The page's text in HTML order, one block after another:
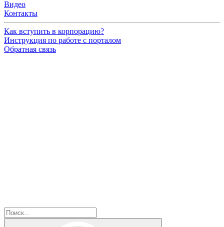
Видео
Контакты
Как вступить в корпорацию?
Инструкция по работе с порталом
Обратная связь